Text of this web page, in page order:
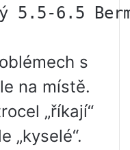
5.5-6.5
s
na místě.
„říkají“
„kyselé“.